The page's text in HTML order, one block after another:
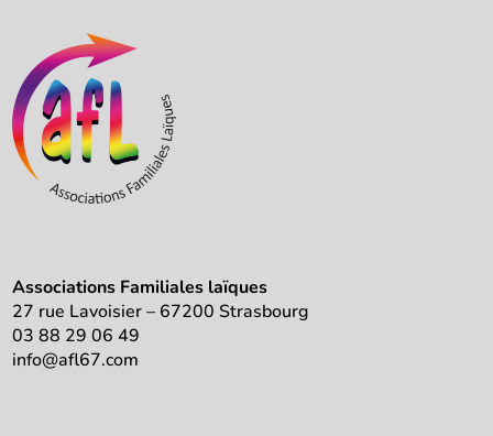
Associations Familiales laïques
27 rue Lavoisier – 67200 Strasbourg
03 88 29 06 49
info@afl67.com